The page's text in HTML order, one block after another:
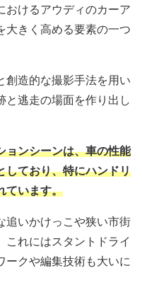
おけるアウディのカーア
大きく高める要素の一つ
創造的な撮影手法を用い
と逃走の場面を作り出し
ョンシーンは、車の性能
しており、特にハンドリ
ています。
追いかけっこや狭い市街
これにはスタントドライ
ークや編集技術も大いに